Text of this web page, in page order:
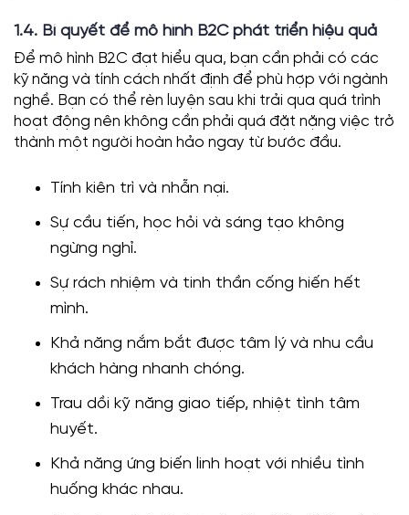
1.4. Bí quyết để mô hình B2C phát triển hiệu quả
Để mô hình B2C đạt hiểu qua, bạn cần phải có các
kỹ năng và tính cách nhất định để phù hợp với ngành
nghề. Bạn có thể rèn luyện sau khi trải qua quá trình
hoạt động nên không cần phải quá đặt nặng việc trở
thành một người hoàn hảo ngay từ bước đầu.
Tính kiên trì và nhẫn nại.
Sự cầu tiến, học hỏi và sáng tạo không
ngừng nghỉ.
Sự rách nhiệm và tinh thần cống hiến hết
mình.
Khả năng nắm bắt được tâm lý và nhu cầu
khách hàng nhanh chóng.
Trau dồi kỹ năng giao tiếp, nhiệt tình tâm
huyết.
Khả năng ứng biến linh hoạt với nhiều tình
huống khác nhau.